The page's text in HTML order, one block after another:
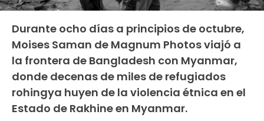
Durante ocho días a principios de octubre,
Moises Saman de Magnum Photos viajó a
la frontera de Bangladesh con Myanmar,
donde decenas de miles de refugiados
rohingya huyen de la violencia étnica en el
Estado de Rakhine en Myanmar.